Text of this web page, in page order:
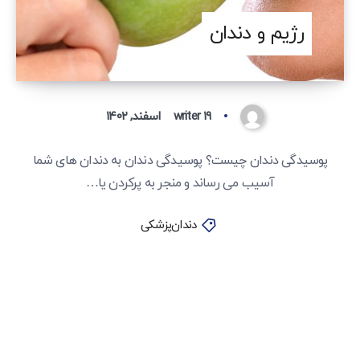
رژیم و دندان
writer ۱۹ اسفند, ۱۴۰۲
پوسیدگی دندان چیست؟ پوسیدگی دندان به دندان های شما
آسیب می رساند و منجر به پرکردن یا…
دندان‌پزشکی